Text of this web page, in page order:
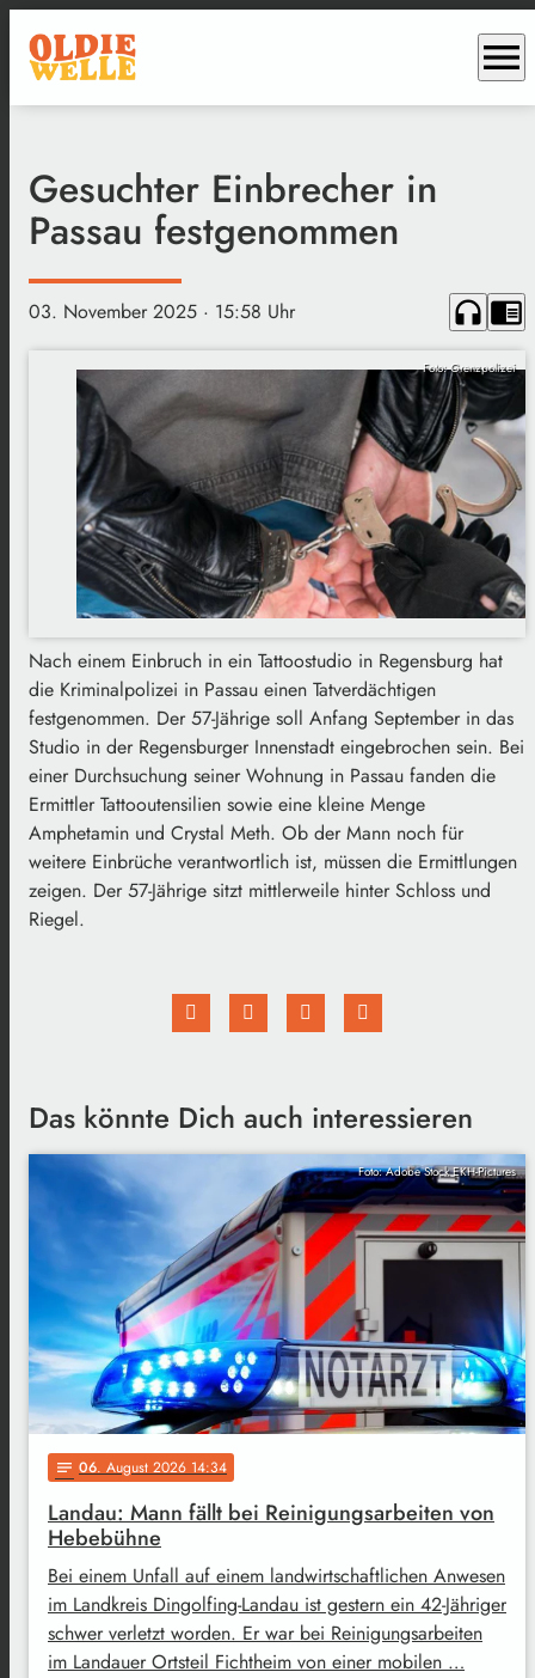
menu
Gesuchter Einbrecher in
Passau festgenommen
03. November 2025 · 15:58 Uhr headphones chrome_reader_mode
Foto: Grenzpolizei
Nach einem Einbruch in ein Tattoostudio in Regensburg hat
die Kriminalpolizei in Passau einen Tatverdächtigen
festgenommen. Der 57-Jährige soll Anfang September in das
Studio in der Regensburger Innenstadt eingebrochen sein. Bei
einer Durchsuchung seiner Wohnung in Passau fanden die
Ermittler Tattooutensilien sowie eine kleine Menge
Amphetamin und Crystal Meth. Ob der Mann noch für
weitere Einbrüche verantwortlich ist, müssen die Ermittlungen
zeigen. Der 57-Jährige sitzt mittlerweile hinter Schloss und
Riegel.
Das könnte Dich auch interessieren
Foto: Adobe Stock EKH-Pictures
notes 06. August 2026 14:34
Landau: Mann fällt bei Reinigungsarbeiten von
Hebebühne
Bei einem Unfall auf einem landwirtschaftlichen Anwesen
im Landkreis Dingolfing-Landau ist gestern ein 42-Jähriger
schwer verletzt worden. Er war bei Reinigungsarbeiten
im Landauer Ortsteil Fichtheim von einer mobilen …